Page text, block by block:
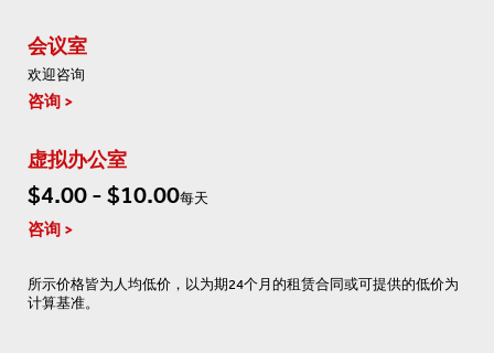
会议室
欢迎咨询
咨询
虚拟办公室
$4.00 - $10.00每天
咨询
所示价格皆为人均低价，以为期24个月的租赁合同或可提供的低价为
计算基准。